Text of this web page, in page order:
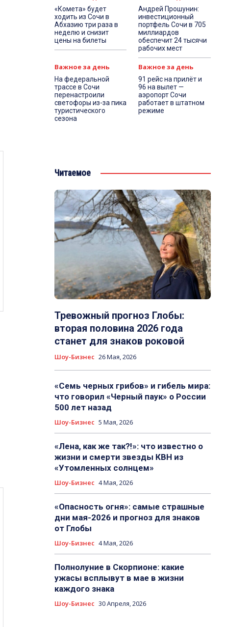
«Комета» будет
ходить из Сочи в
Абхазию три раза в
неделю и снизит
цены на билеты
Андрей Прошунин:
инвестиционный
портфель Сочи в 705
миллиардов
обеспечит 24 тысячи
рабочих мест
Важное за день
На федеральной
трассе в Сочи
перенастроили
светофоры из-за пика
туристического
сезона
Важное за день
91 рейс на прилёт и
96 на вылет —
аэропорт Сочи
работает в штатном
режиме
Читаемое
Тревожный прогноз Глобы:
вторая половина 2026 года
станет для знаков роковой
Шоу-Бизнес 26 Мая, 2026
«Семь черных грибов» и гибель мира:
что говорил «Черный паук» о России
500 лет назад
Шоу-Бизнес 5 Мая, 2026
«Лена, как же так?!»: что известно о
жизни и смерти звезды КВН из
«Утомленных солнцем»
Шоу-Бизнес 4 Мая, 2026
«Опасность огня»: самые страшные
дни мая-2026 и прогноз для знаков
от Глобы
Шоу-Бизнес 4 Мая, 2026
Полнолуние в Скорпионе: какие
ужасы всплывут в мае в жизни
каждого знака
Шоу-Бизнес 30 Апреля, 2026